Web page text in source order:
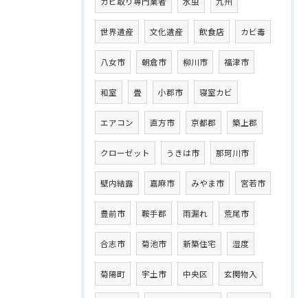
世界遺産 文化遺産 飲食店 カビ毒
八女市 朝倉市 柳川市 福津市
和室 畳 小郡市 寝室カビ
エアコン 直方市 京都郡 築上郡
クローゼット うきは市 那珂川市
壁内結露 嘉麻市 みやま市 宮若市
豊前市 鞍手郡 雨漏れ 荒尾市
合志市 菊池市 新築住宅 湿度
菊陽町 宇土市 中央区 玄関物入